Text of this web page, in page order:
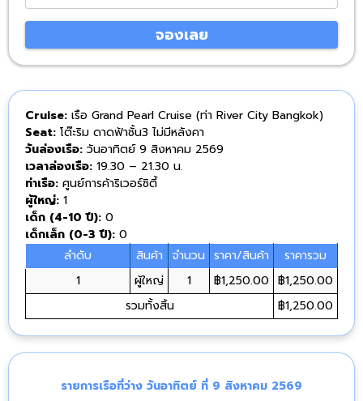
จองเลย
Cruise: เรือ Grand Pearl Cruise (ท่า River City Bangkok)
Seat: โต๊ะริม ดาดฟ้าชั้น3 ไม่มีหลังคา
วันล่องเรือ: วันอาทิตย์ 9 สิงหาคม 2569
เวลาล่องเรือ: 19.30 – 21.30 น.
ท่าเรือ: ศูนย์การค้าริเวอร์ซิตี้
ผู้ใหญ่: 1
เด็ก (4-10 ปี): 0
เด็กเล็ก (0-3 ปี): 0
ลำดับ
สินค้า จำนวน ราคา/สินค้า
ราคารวม
1
ผู้ใหญ่ 1 ฿1,250.00 ฿1,250.00
รวมทั้งสิ้น
฿1,250.00
รายการเรือที่ว่าง วันอาทิตย์ ที่ 9 สิงหาคม 2569